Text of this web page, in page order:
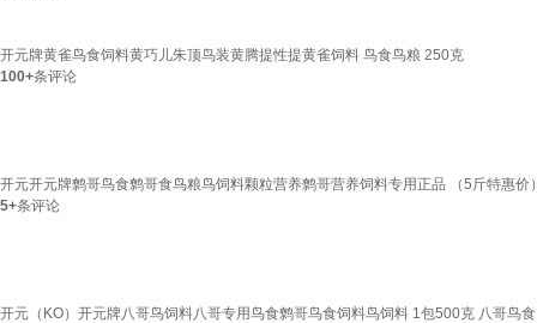
开元牌黄雀鸟食饲料黄巧儿朱顶鸟装黄腾提性提黄雀饲料 鸟食鸟粮 250克
100+条评论
开元开元牌鹩哥鸟食鹩哥食鸟粮鸟饲料颗粒营养鹩哥营养饲料专用正品 （5斤特惠价
5+条评论
开元（KO）开元牌八哥鸟饲料八哥专用鸟食鹩哥鸟食饲料鸟饲料 1包500克 八哥鸟食